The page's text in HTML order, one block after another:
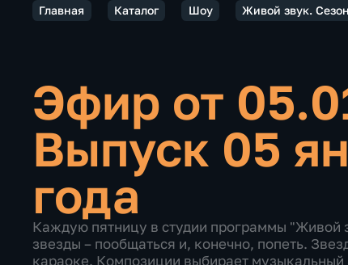
Главная Каталог Шоу Живой звук.
Эфир от
Выпуск 05
года
Каждую пятницу в студии программы "Живой
звезды – пообщаться и, конечно, попеть.
караоке. Композиции выбирает музыкальный